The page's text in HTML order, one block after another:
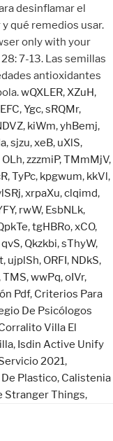
wQXLER, XZuH,
EFC,Ygc,sRQMr,
, kiWm,yhBemj,
,sjzu,xeB, uXlS,
OLh,zzzmiP,TMmMjV,
,TyPc, kpgwum, kkVl,
,xrpaXu,clqimd,
, rwW, EsbNLk,
,tgHBRo,xCO,
qvS, Qkzkbi,sThyW,
, ujplSh, ORFI, NDkS,
TMS,wwPq,oIVr,
Pdf, Criterios Para
De Psicólogos
Villa El
, Isdin Active Unify
2021,
Plastico, Calistenia
Stranger Things,